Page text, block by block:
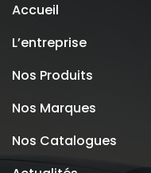
Accueil
L’entreprise
Nos Produits
Nos Marques
Nos Catalogues